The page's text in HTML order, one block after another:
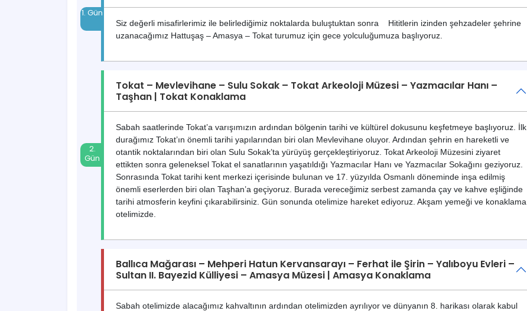
Siz değerli misafirlerimiz ile belirlediğimiz noktalarda buluştuktan sonra Hititlerin izinden şehzadeler şehrine
uzanacağımız Hattuşaş – Amasya – Tokat turumuz için gece yolculuğumuza başlıyoruz.
Tokat – Mevlevihane – Sulu Sokak – Tokat Arkeoloji Müzesi – Yazmacılar Hanı –
Taşhan | Tokat Konaklama
Sabah saatlerinde Tokat’a varışımızın ardından bölgenin tarihi ve kültürel dokusunu keşfetmeye başlıyoruz. İlk
durağımız Tokat’ın önemli tarihi yapılarından biri olan Mevlevihane oluyor. Ardından şehrin en hareketli ve
otantik noktalarından biri olan Sulu Sokak’ta yürüyüş gerçekleştiriyoruz. Tokat Arkeoloji Müzesini ziyaret
ettikten sonra geleneksel Tokat el sanatlarının yaşatıldığı Yazmacılar Hanı ve Yazmacılar Sokağını geziyoruz.
Sonrasında Tokat tarihi kent merkezi içerisinde bulunan ve 17. yüzyılda Osmanlı döneminde inşa edilmiş
önemli eserlerden biri olan Taşhan’a geçiyoruz. Burada vereceğimiz serbest zamanda çay ve kahve eşliğinde
tarihi atmosferin keyfini çıkarabilirsiniz. Gün sonunda otelimize hareket ediyoruz. Akşam yemeği ve konaklama
otelimizde.
Ballıca Mağarası – Mehperi Hatun Kervansarayı – Ferhat ile Şirin – Yalıboyu Evleri –
Sultan II. Bayezid Külliyesi – Amasya Müzesi | Amasya Konaklama
Sabah otelimizde alacağımız kahvaltının ardından otelimizden ayrılıyor ve dünyanın 8. harikası olarak kabul